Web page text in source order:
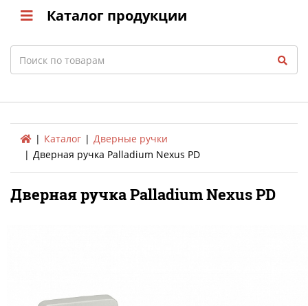
Каталог продукции
Search
Каталог
Дверные ручки
Дверная ручка Palladium Nexus PD
Дверная ручка Palladium Nexus PD